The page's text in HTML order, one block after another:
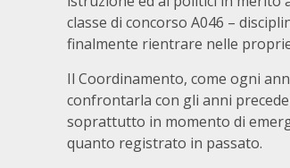
classe di concorso A046 –
finalmente rientrare nelle
Il Coordinamento, come ogni
confrontarla con gli anni
soprattutto in momento di
quanto registrato in passato.